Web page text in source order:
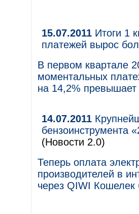
15.07.2011 Итоги 1
платежей вырос
В первом квартале
моментальных
на 14,2% превышает
14.07.2011
бензоинструмента
(Новости 2.0)
Теперь оплата
производителей в
через QIWI Кошелек